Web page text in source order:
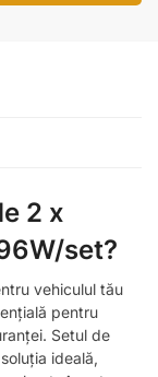
2 x
set?
vehiculul tău
pentru
Setul de
ideală,